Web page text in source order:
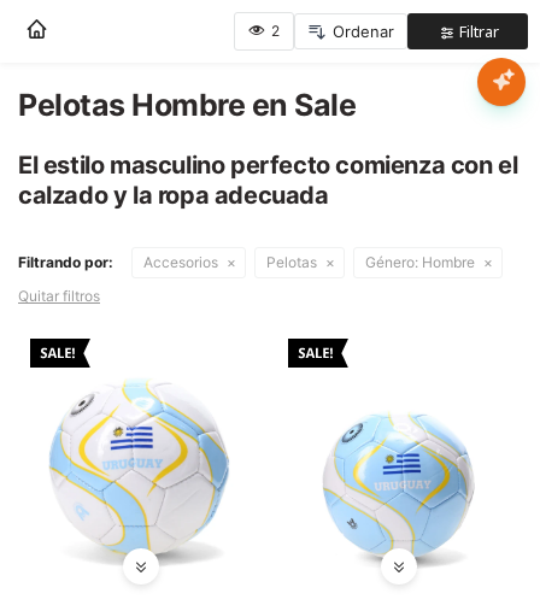
Nota:
este
web
incluye
sistema
de
Pelotas Hombre en Sale
El estilo masculino perfecto comienza con el
calzado y la ropa adecuada
Filtrando por: Accesorios Pelotas Género: Hombre
Quitar filtros
Mujer
Hombre
Niños
Marcas
Novedades